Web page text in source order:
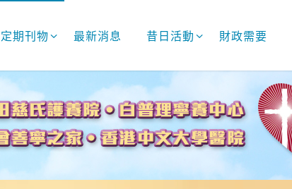
定期刊物 最新消息 昔日活動 財政需要